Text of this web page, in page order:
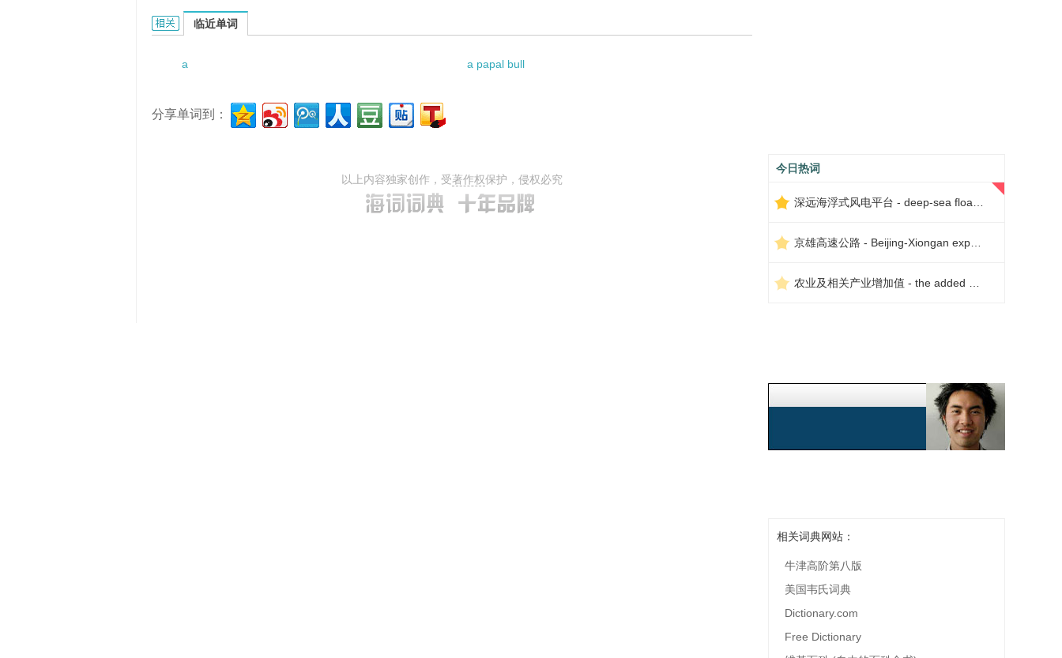
A splendid field of poppies的相关资料：
临近单词
a a papal bull
分享单词到：
以上内容独家创作，受著作权保护，侵权必究
今日热词
相关词典网站：
牛津高阶第八版
美国韦氏词典
Dictionary.com
Free Dictionary